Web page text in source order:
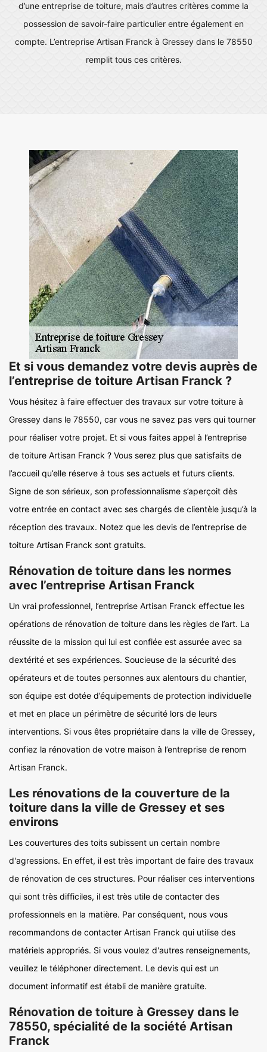
d’une entreprise de toiture, mais d’autres critères comme la
possession de savoir-faire particulier entre également en
compte. L’entreprise Artisan Franck à Gressey dans le 78550
remplit tous ces critères.
Et si vous demandez votre devis auprès de
l’entreprise de toiture Artisan Franck ?
Vous hésitez à faire effectuer des travaux sur votre toiture à
Gressey dans le 78550, car vous ne savez pas vers qui tourner
pour réaliser votre projet. Et si vous faites appel à l’entreprise
de toiture Artisan Franck ? Vous serez plus que satisfaits de
l’accueil qu’elle réserve à tous ses actuels et futurs clients.
Signe de son sérieux, son professionnalisme s’aperçoit dès
votre entrée en contact avec ses chargés de clientèle jusqu’à la
réception des travaux. Notez que les devis de l’entreprise de
toiture Artisan Franck sont gratuits.
Rénovation de toiture dans les normes
avec l’entreprise Artisan Franck
Un vrai professionnel, l’entreprise Artisan Franck effectue les
opérations de rénovation de toiture dans les règles de l’art. La
réussite de la mission qui lui est confiée est assurée avec sa
dextérité et ses expériences. Soucieuse de la sécurité des
opérateurs et de toutes personnes aux alentours du chantier,
son équipe est dotée d’équipements de protection individuelle
et met en place un périmètre de sécurité lors de leurs
interventions. Si vous êtes propriétaire dans la ville de Gressey,
confiez la rénovation de votre maison à l’entreprise de renom
Artisan Franck.
Les rénovations de la couverture de la
toiture dans la ville de Gressey et ses
environs
Les couvertures des toits subissent un certain nombre
d'agressions. En effet, il est très important de faire des travaux
de rénovation de ces structures. Pour réaliser ces interventions
qui sont très difficiles, il est très utile de contacter des
professionnels en la matière. Par conséquent, nous vous
recommandons de contacter Artisan Franck qui utilise des
matériels appropriés. Si vous voulez d'autres renseignements,
veuillez le téléphoner directement. Le devis qui est un
document informatif est établi de manière gratuite.
Rénovation de toiture à Gressey dans le
78550, spécialité de la société Artisan
Franck